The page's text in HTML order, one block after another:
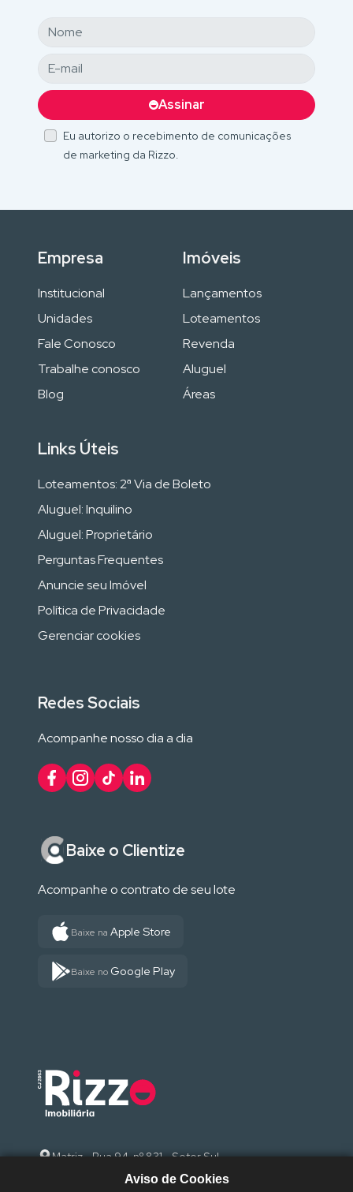
Assinar
Eu autorizo o recebimento de comunicações
de marketing da Rizzo.
Matriz - Rua 94, nº 831 - Setor Sul
Empresa
Institucional
Unidades
Fale Conosco
Trabalhe conosco
Blog
Imóveis
Lançamentos
Loteamentos
Revenda
Aluguel
Áreas
Links Úteis
Loteamentos: 2ª Via de Boleto
Aluguel: Inquilino
Aluguel: Proprietário
Perguntas Frequentes
Anuncie seu Imóvel
Política de Privacidade
Gerenciar cookies
Redes Sociais
Acompanhe nosso dia a dia
Baixe o Clientize
Acompanhe o contrato de seu lote
Baixe na Apple Store
Baixe no Google Play
Aviso de Cookies